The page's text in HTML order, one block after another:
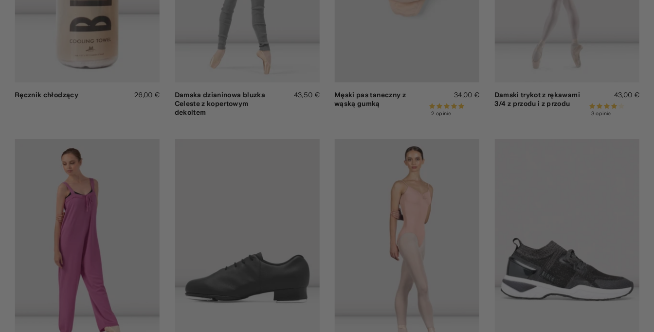
Ręcznik chłodzący 26,00 €
Damska dzianinowa bluzka
Celeste z kopertowym
dekoltem
43,50 €
Męski pas taneczny z
wąską gumką
34,00 €
2 opinie
Damski trykot z rękawami
3/4 z przodu i z przodu
43,00 €
3 opinie